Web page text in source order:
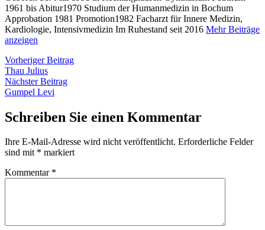
1961 bis Abitur1970 Studium der Humanmedizin in Bochum
Approbation 1981 Promotion1982 Facharzt für Innere Medizin,
Kardiologie, Intensivmedizin Im Ruhestand seit 2016 Mehr Beiträge
anzeigen
Beitragsnavigation
Vorheriger BeitragVorheriger
Thau Julius
Nächster BeitragNächster
Gumpel Levi
Schreiben Sie einen Kommentar
Ihre E-Mail-Adresse wird nicht veröffentlicht. Erforderliche Felder
sind mit * markiert
Kommentar *